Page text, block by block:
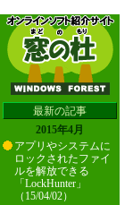
最新の記事
2015年4月
アプリやシステムに
ロックされたファイ
ルを解放できる
「LockHunter」
（15/04/02）